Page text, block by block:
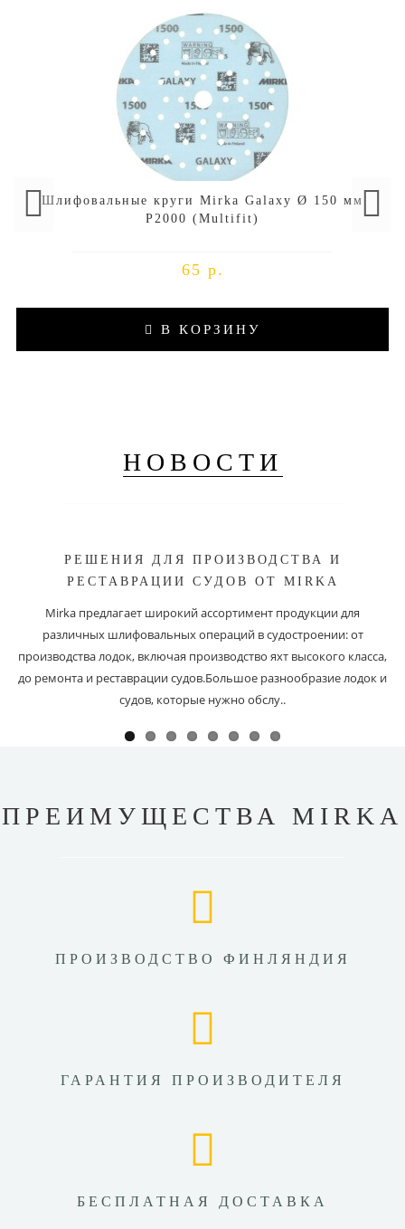
Шлифовальные круги Mirka Galaxy Ø 150 мм
P2000 (Multifit)
65 р.
В КОРЗИНУ
НОВОСТИ
РЕШЕНИЯ ДЛЯ ПРОИЗВОДСТВА И
РЕСТАВРАЦИИ СУДОВ ОТ MIRKA
Mirka предлагает широкий ассортимент продукции для
различных шлифовальных операций в судостроении: от
производства лодок, включая производство яхт высокого класса,
до ремонта и реставрации судов.Большое разнообразие лодок и
судов, которые нужно обслу..
ПРЕИМУЩЕСТВА MIRKA
ПРОИЗВОДСТВО ФИНЛЯНДИЯ
ГАРАНТИЯ ПРОИЗВОДИТЕЛЯ
БЕСПЛАТНАЯ ДОСТАВКА